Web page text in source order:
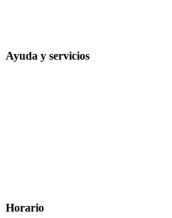
Ayuda y servicios
Horario